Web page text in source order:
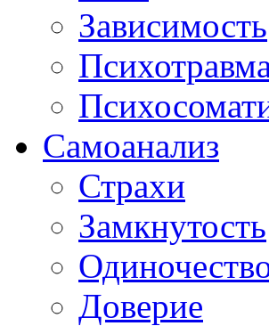
Зависимость
Самоанализ
Страхи
Замкнутость
Доверие